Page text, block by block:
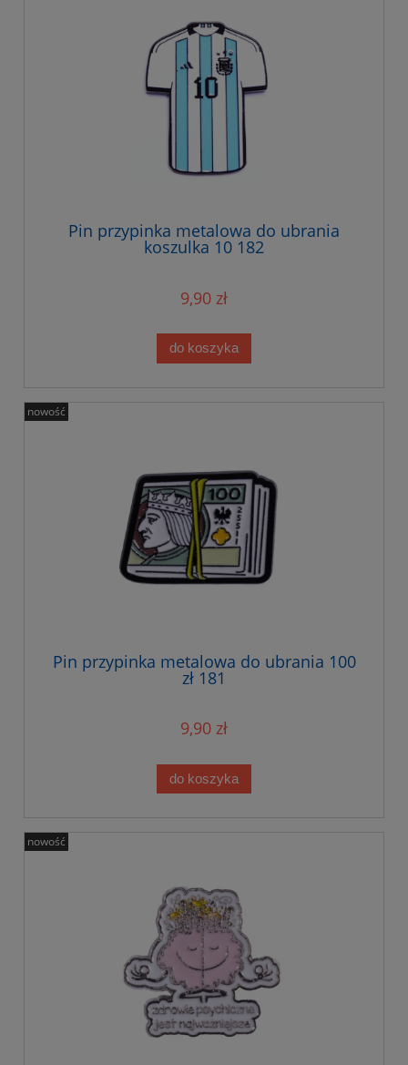
Pin przypinka metalowa do ubrania
koszulka 10 182
9,90 zł
do koszyka
Pin przypinka metalowa do ubrania 100
zł 181
9,90 zł
do koszyka
nowość
nowość